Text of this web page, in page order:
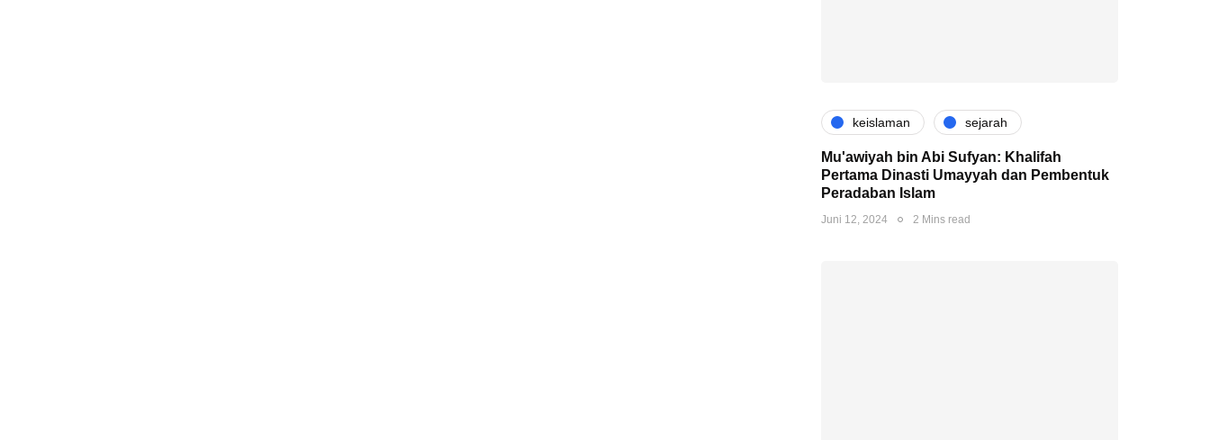
keislaman sejarah
Mu'awiyah bin Abi Sufyan: Khalifah
Pertama Dinasti Umayyah dan Pembentuk
Peradaban Islam
Juni 12, 2024 2 Mins read